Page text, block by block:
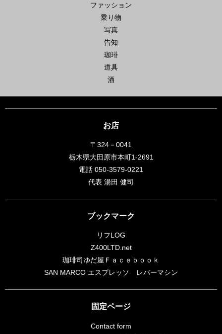
ファッション
乗り物
写真
告知
珈琲
道具
酒
お店
〒324－0041
栃木県大田原市本町1-2691
電話 050-3579-0221
代表 湯田 健司
ブックマーク
リフLOG
Z400LTD.net
珈琲司ゆだ屋Ｆａｃｅｂｏｏｋ
SAN MARCO エスプレッソ レバーマシン
固定ページ
Contact form